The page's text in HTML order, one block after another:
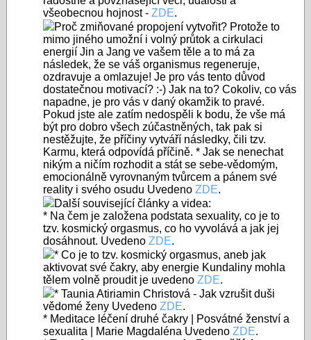
všeobecnou hojnost - ZDE.
Proč zmiňované propojení vytvořit? Protože to
mimo jiného umožní i volný průtok a cirkulaci
energií Jin a Jang ve vašem těle a to má za
následek, že se váš organismus regeneruje,
ozdravuje a omlazuje! Je pro vás tento důvod
dostatečnou motivací? :-) Jak na to? Cokoliv, co vás
napadne, je pro vás v daný okamžik to pravé.
Pokud jste ale zatím nedospěli k bodu, že vše má
být pro dobro všech zúčastněných, tak pak si
nestěžujte, že příčiny vytváří následky, čili tzv.
Karmu, která odpovídá příčině. * Jak se nenechat
nikým a ničím rozhodit a stát se sebe-vědomým,
emocionálně vyrovnaným tvůrcem a pánem své
reality i svého osudu Uvedeno ZDE.
Další související články a videa:
* Na čem je založena podstata sexuality, co je to
tzv. kosmický orgasmus, co ho vyvolává a jak jej
dosáhnout. Uvedeno ZDE.
* Co je to tzv. kosmický orgasmus, aneb jak
aktivovat své čakry, aby energie Kundaliny mohla
tělem volně proudit je uvedeno ZDE.
* Taunia Atiriamin Christová - Jak vzrušit duši
vědomé ženy Uvedeno ZDE.
* Meditace léčení druhé čakry | Posvátné ženství a
sexualita | Marie Magdaléna Uvedeno ZDE.